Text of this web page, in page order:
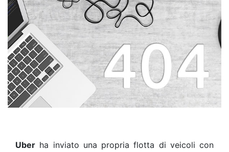
Uber ha inviato una propria flotta di veicoli con